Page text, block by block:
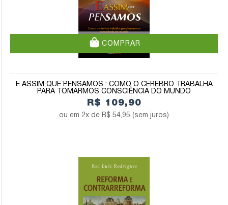
COMPRAR
É ASSIM QUE PENSAMOS : COMO O CÉREBRO TRABALHA
PARA TOMARMOS CONSCIÊNCIA DO MUNDO
R$ 109,90
2x de R$ 54,95 (sem juros)